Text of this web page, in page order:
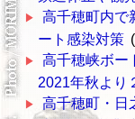
高千穂町内で
ート感染対策
高千穂峡ボー
2021年秋より
高千穂町・日